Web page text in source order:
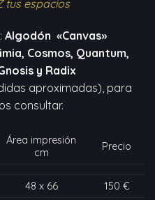
tus espacios
Algodón «Canvas»
Cosmos, Quantum,
y Radix
aproximadas), para
consultar.
Área impresión
cm
Precio
48 x 66
150 €